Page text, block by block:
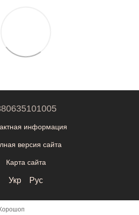
информация
версия сайта
Карта сайта
Укр Рус